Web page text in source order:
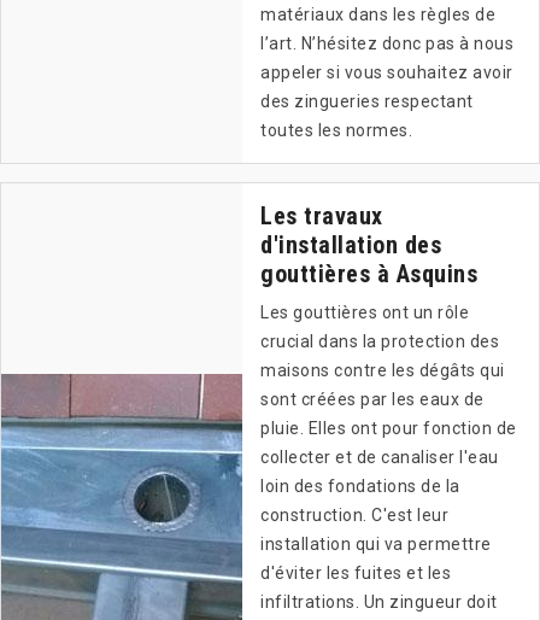
matériaux dans les règles de
l’art. N’hésitez donc pas à nous
appeler si vous souhaitez avoir
des zingueries respectant
toutes les normes.
Les travaux
d'installation des
gouttières à Asquins
Les gouttières ont un rôle
crucial dans la protection des
maisons contre les dégâts qui
sont créées par les eaux de
pluie. Elles ont pour fonction de
collecter et de canaliser l'eau
loin des fondations de la
construction. C'est leur
installation qui va permettre
d'éviter les fuites et les
infiltrations. Un zingueur doit